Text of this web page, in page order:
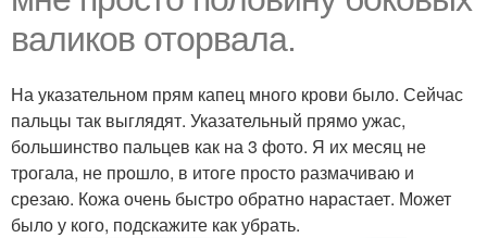
валиков оторвала.
На указательном прям капец много крови было. Сейчас
пальцы так выглядят. Указательный прямо ужас,
большинство пальцев как на 3 фото. Я их месяц не
трогала, не прошло, в итоге просто размачиваю и
срезаю. Кожа очень быстро обратно нарастает. Может
было у кого, подскажите как убрать.